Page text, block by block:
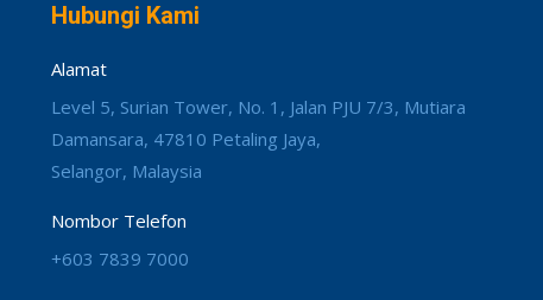
Hubungi Kami
Alamat
Level 5, Surian Tower, No. 1, Jalan PJU 7/3, Mutiara
Damansara, 47810 Petaling Jaya,
Selangor, Malaysia
Nombor Telefon
+603 7839 7000